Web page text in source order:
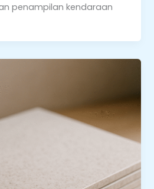
penampilan kendaraan